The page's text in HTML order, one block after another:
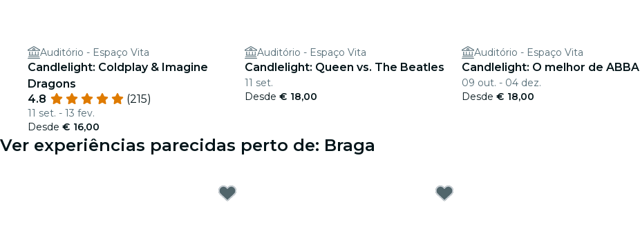
Auditório - Espaço Vita
Candlelight: Coldplay & Imagine
Dragons
4.8
(215)
11 set. - 13 fev.
Desde € 16,00
Auditório - Espaço Vita
Candlelight: Queen vs. The Beatles
11 set.
Desde € 18,00
Auditório - Espaço Vita
Candlelight: O melhor de ABBA
09 out. - 04 dez.
Desde € 18,00
Ver experiências parecidas perto de: Braga